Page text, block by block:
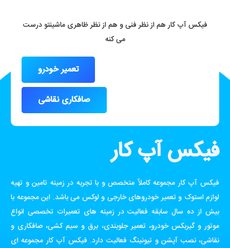
فیکس آپ کار هم از نظر فنی و هم از نظر ظاهری ماشینتو درست
می کنه
تعمیر خودرو
صافکاری نقاشی
فیکس آپ کار
فیکس آپ کار مجموعه کاملاً متخصص و با تجربه در زمینه تامین و تهیه
لوازم استوک و تعمیر خودروهای خارجی و لوکس می باشد. این مجموعه با
بیش از ده سال سابقه فعالیت در زمینه های تعمیرات تخصصی انواع
موتور و گیربکس خودرو، تعمیر جلوبندی، برق و سیم کشی، صافکاری و
نقاشی، نصب آپشن و تیونینگ فعالیت دارد. فیکس آپ کار مجموعه ای